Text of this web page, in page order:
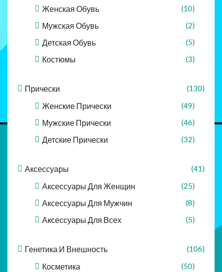
Женская Обувь (10)
Мужская Обувь (2)
Детская Обувь (5)
Костюмы (3)
Прически (130)
Женские Прически (49)
Мужские Прически (46)
Детские Прически (32)
Аксессуары (41)
Аксессуары Для Женщин (25)
Аксессуары Для Мужчин (8)
Аксессуары Для Всех (5)
Генетика И Внешность (106)
Косметика (50)